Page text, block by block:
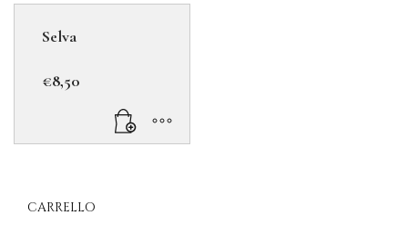
Selva
€8,50
CARRELLO